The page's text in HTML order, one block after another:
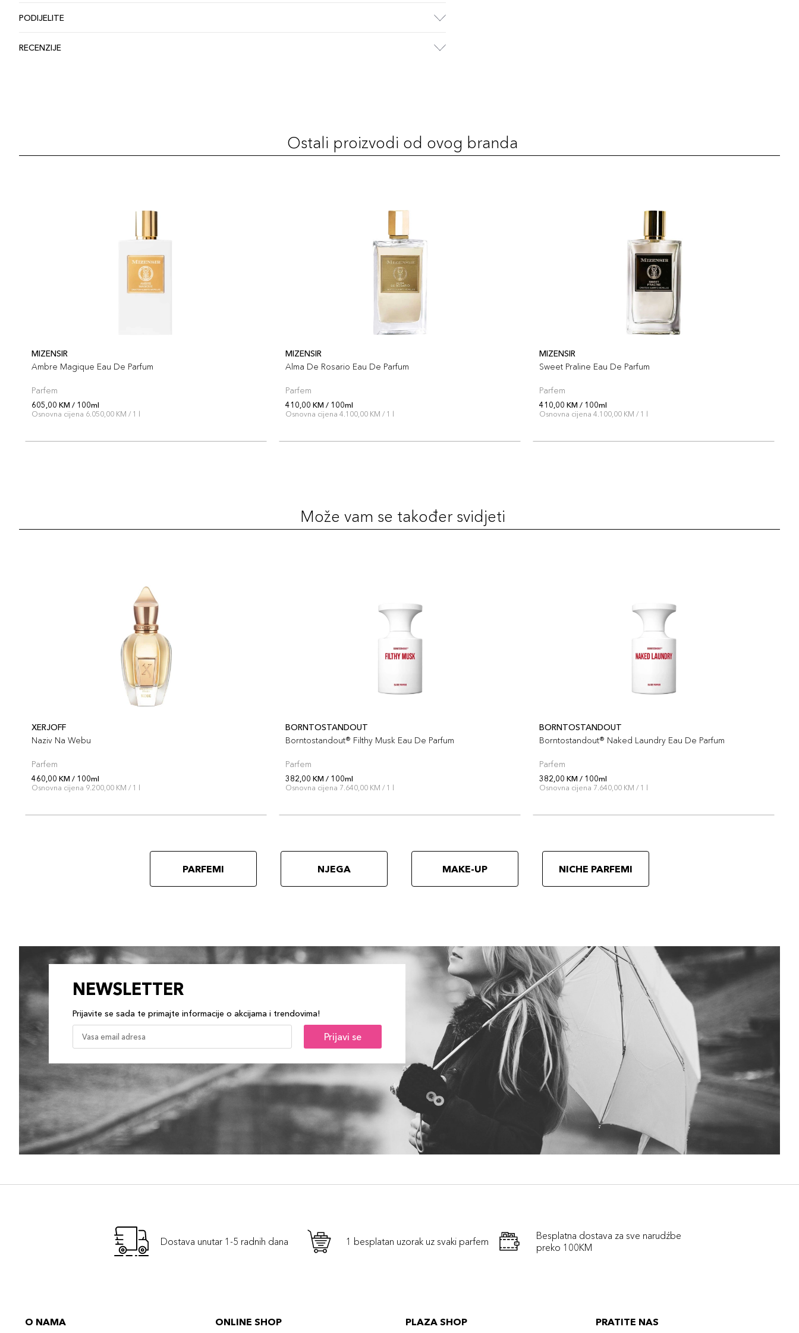
PODIJELITE
RECENZIJE
Ostali proizvodi od ovog branda
MIZENSIR
Ambre Magique Eau De Parfum
Parfem
605,00 KM / 100ml
Osnovna cijena 6.050,00 KM / 1 l
MIZENSIR
Alma De Rosario Eau De Parfum
Parfem
410,00 KM / 100ml
Osnovna cijena 4.100,00 KM / 1 l
MIZENSIR
Sweet Praline Eau De Parfum
Parfem
410,00 KM / 100ml
Osnovna cijena 4.100,00 KM / 1 l
Može vam se također svidjeti
XERJOFF
Naziv Na Webu
Parfem
460,00 KM / 100ml
Osnovna cijena 9.200,00 KM / 1 l
BORNTOSTANDOUT
Borntostandout® Filthy Musk Eau De Parfum
Parfem
382,00 KM / 100ml
Osnovna cijena 7.640,00 KM / 1 l
BORNTOSTANDOUT
Borntostandout® Naked Laundry Eau De Parfum
Parfem
382,00 KM / 100ml
Osnovna cijena 7.640,00 KM / 1 l
PARFEMI NJEGA MAKE-UP NICHE PARFEMI
NEWSLETTER
Prijavite se sada te primajte informacije o akcijama i trendovima!
Prijavi se
Dostava unutar 1-5 radnih dana 1 besplatan uzorak uz svaki parfem
Besplatna dostava za sve narudźbe
preko 100KM
O NAMA ONLINE SHOP PLAZA SHOP PRATITE NAS